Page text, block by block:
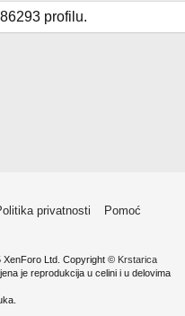
profilu.
privatnosti
Pomoć
Ltd. Copyright © Krstarica
je reprodukcija u celini i u delovima